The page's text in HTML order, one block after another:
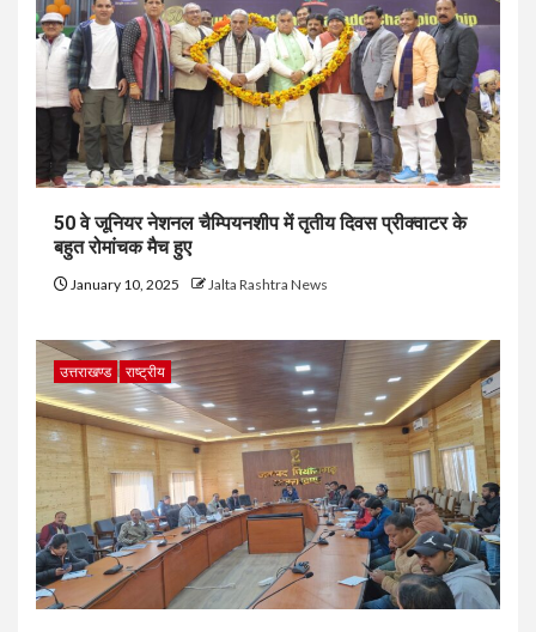
50 वे जूनियर नेशनल चैम्पियनशीप में तृतीय दिवस प्रीक्वाटर के
बहुत रोमांचक मैच हुए
January 10, 2025 Jalta Rashtra News
उत्तराखण्ड राष्ट्रीय